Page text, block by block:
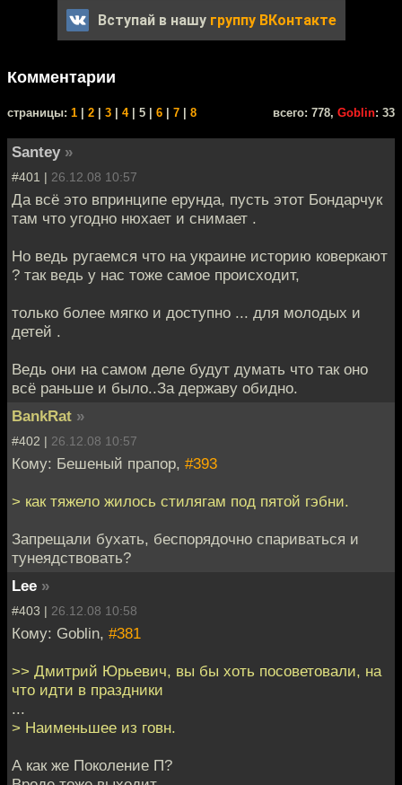
Вступай в нашу группу ВКонтакте
Комментарии
cтраницы: 1 2 3 4| 5 | 6 7 8 всего: 778, Goblin: 33
Santey »
#401 | 26.12.08 10:57
Да всё это впринципе ерунда, пусть этот Бондарчук
там что угодно нюхает и снимает .
Но ведь ругаемся что на украине историю коверкают
? так ведь у нас тоже самое происходит,
только более мягко и доступно ... для молодых и
детей .
Ведь они на самом деле будут думать что так оно
всё раньше и было..За державу обидно.
BankRat »
#402 | 26.12.08 10:57
Кому: Бешеный прапор, #393
> как тяжело жилось стилягам под пятой гэбни.
Запрещали бухать, беспорядочно спариваться и
тунеядствовать?
Lee »
#403 | 26.12.08 10:58
Кому: Goblin, #381
>> Дмитрий Юрьевич, вы бы хоть посоветовали, на
что идти в праздники
...
> Наименьшее из говн.
А как же Поколение П?